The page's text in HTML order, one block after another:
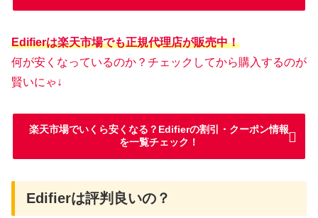
Edifierは楽天市場でも正規代理店が販売中！
何が安くなっているのか？チェックしてから購入するのが
賢いにゃ↓
楽天市場でいくら安くなる？Edifierの割引・クーポン情報
を一覧チェック！
Edifierは評判良いの？